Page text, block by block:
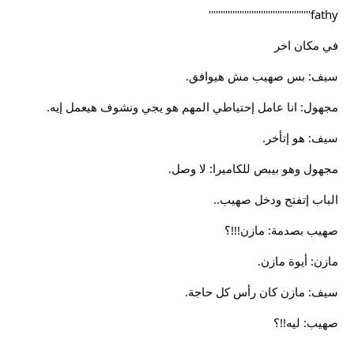
fathy'''''''''''''''''''''''''''''''''''''''''''
في مكان اخر
سيف: بس صهيب مش هيوافق.
مجهول: انا عامل إحتياطي المهم هو يجي ونشوف هيعمل إيه.
سيف: هو إتأخر.
مجهول وهو بيبص للكاميرا: لا وصل.
الباب إتفتح ودخل صهيب..
صهيب بصدمة: مازن!!!؟
مازن: أيوة مازن.
سيف: مازن كان رأس كل حاجة.
صهيب: ليه!!؟